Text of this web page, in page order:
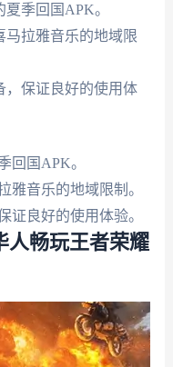
季回国APK。
马拉雅音乐的地域限
，保证良好的使用体
回国APK。
雅音乐的地域限制。
证良好的使用体验。
人畅玩王者荣耀